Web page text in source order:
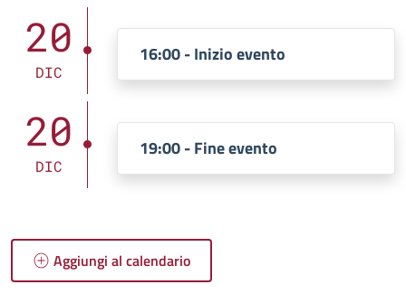
20
DIC
16:00 - Inizio evento
20
DIC
19:00 - Fine evento
Aggiungi al calendario